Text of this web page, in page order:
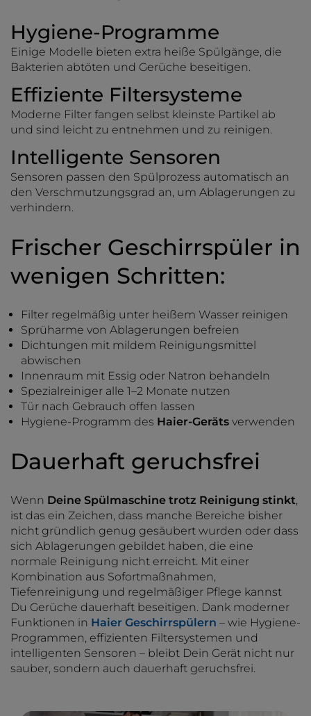
Hygiene-Programme
Einige Modelle bieten extra heiße Spülgänge, die
Bakterien abtöten und Gerüche beseitigen.
Effiziente Filtersysteme
Moderne Filter fangen selbst kleinste Partikel ab
und sind leicht zu entnehmen und zu reinigen.
Intelligente Sensoren
Sensoren passen den Spülprozess automatisch an
den Verschmutzungsgrad an, um Ablagerungen zu
verhindern.
Frischer Geschirrspüler in
wenigen Schritten:
Filter regelmäßig unter heißem Wasser reinigen
Sprüharme von Ablagerungen befreien
Dichtungen mit mildem Reinigungsmittel
abwischen
Innenraum mit Essig oder Natron behandeln
Spezialreiniger alle 1–2 Monate nutzen
Tür nach Gebrauch offen lassen
Hygiene-Programm des Haier-Geräts verwenden
Dauerhaft geruchsfrei
Wenn Deine Spülmaschine trotz Reinigung stinkt,
ist das ein Zeichen, dass manche Bereiche bisher
nicht gründlich genug gesäubert wurden oder dass
sich Ablagerungen gebildet haben, die eine
normale Reinigung nicht erreicht. Mit einer
Kombination aus Sofortmaßnahmen,
Tiefenreinigung und regelmäßiger Pflege kannst
Du Gerüche dauerhaft beseitigen. Dank moderner
Funktionen in Haier Geschirrspülern – wie Hygiene-
Programmen, effizienten Filtersystemen und
intelligenten Sensoren – bleibt Dein Gerät nicht nur
sauber, sondern auch dauerhaft geruchsfrei.